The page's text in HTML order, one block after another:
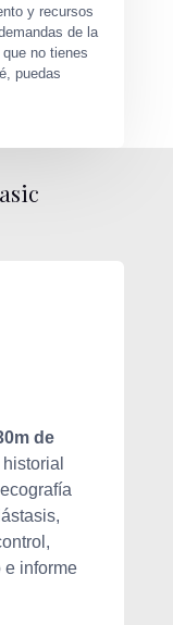
y recursos
de la
no tienes
puedas
de
e informe